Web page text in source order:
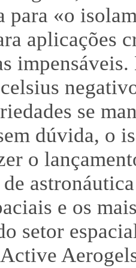
para «o
aplicações
se
dúvida, o
o
e os
setor